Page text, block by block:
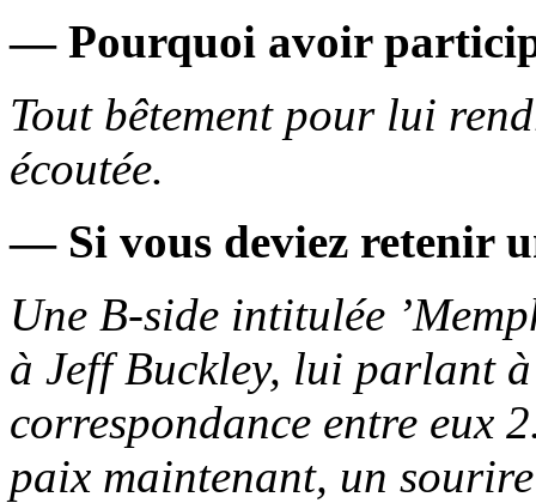
— Pourquoi avoir
Tout bêtement pour lui
écoutée.
— Si vous deviez retenir
Une B-side intitulée
à Jeff Buckley, lui parlant
correspondance entre eux
paix maintenant, un